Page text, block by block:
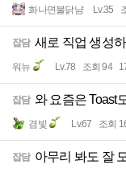
화나면불닭냠 Lv.35
잡담 새로 직업 생성
워뉴 Lv.78 조회 94
잡담 와 요즘은 Toast
겸빛 Lv.67 조회
잡담 아무리 봐도 잘